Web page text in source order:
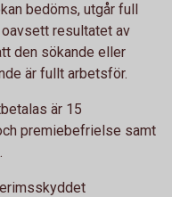
bedöms, utgår full
resultatet av
den sökande eller
är fullt arbetsför.
är 15
premiebefrielse samt